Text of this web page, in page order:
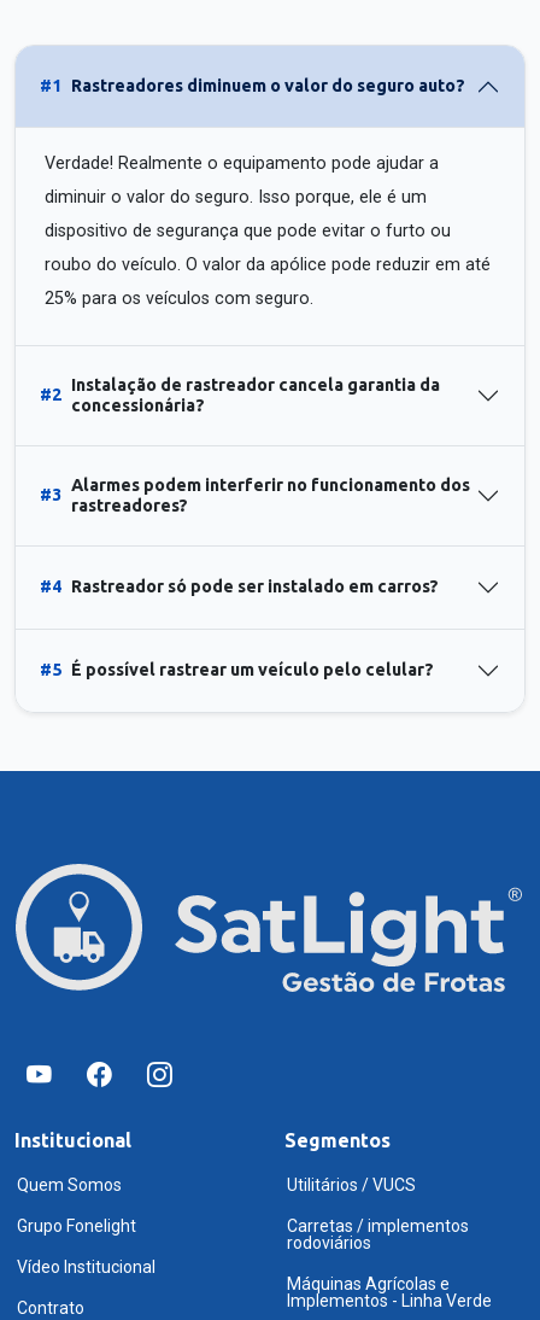
#1 Rastreadores diminuem o valor do seguro auto?
Verdade! Realmente o equipamento pode ajudar a
diminuir o valor do seguro. Isso porque, ele é um
dispositivo de segurança que pode evitar o furto ou
roubo do veículo. O valor da apólice pode reduzir em até
25% para os veículos com seguro.
#2
Instalação de rastreador cancela garantia da
concessionária?
#3
Alarmes podem interferir no funcionamento dos
rastreadores?
#4 Rastreador só pode ser instalado em carros?
#5 É possível rastrear um veículo pelo celular?
Institucional
Quem Somos
Grupo Fonelight
Vídeo Institucional
Contrato
Segmentos
Utilitários / VUCS
Carretas / implementos
rodoviários
Máquinas Agrícolas e
Implementos - Linha Verde